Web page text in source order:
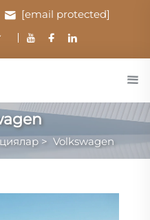
[email protected]
> Volkswagen